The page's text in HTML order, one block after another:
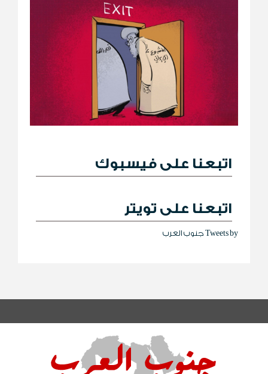
اتبعنا على فيسبوك
اتبعنا على تويتر
Tweets by جنوب العرب